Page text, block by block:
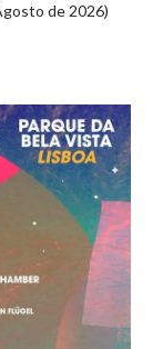
de 2026)